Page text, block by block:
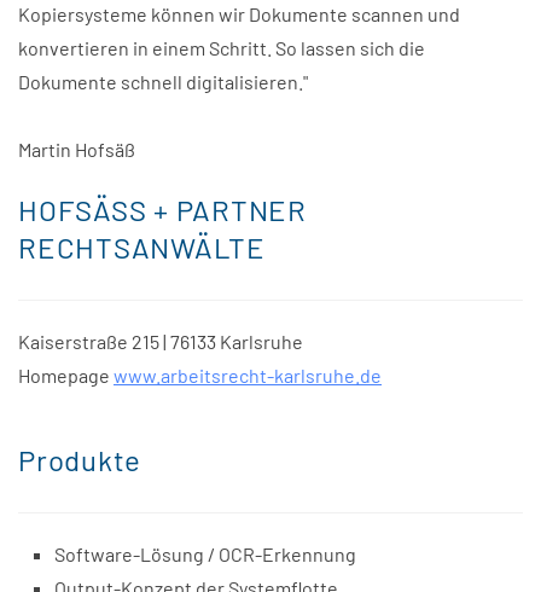
Kopiersysteme können wir Dokumente scannen und
konvertieren in einem Schritt. So lassen sich die
Dokumente schnell digitalisieren."
Martin Hofsäß
HOFSÄSS + PARTNER
RECHTSANWÄLTE
Kaiserstraße 215 | 76133 Karlsruhe
Homepage www.arbeitsrecht-karlsruhe.de
Produkte
Software-Lösung / OCR-Erkennung
Output-Konzept der Systemflotte